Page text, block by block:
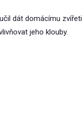
dát domácímu zvířeti
jeho klouby.